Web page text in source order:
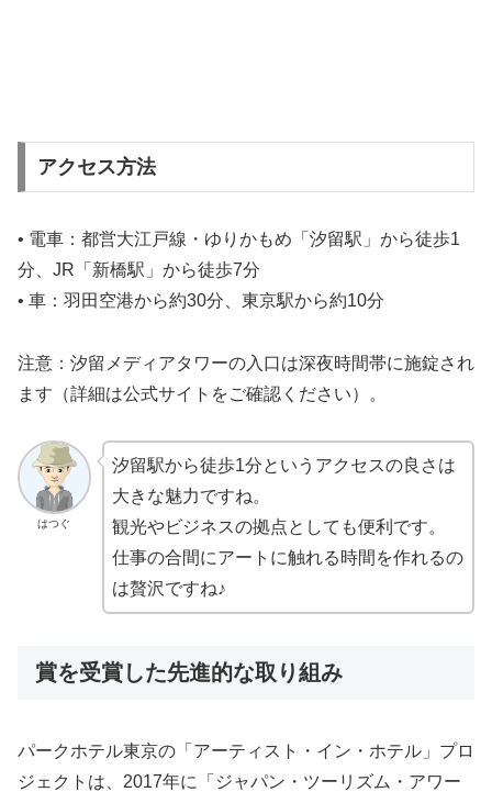
アクセス方法
• 電車：都営大江戸線・ゆりかもめ「汐留駅」から徒歩1
分、JR「新橋駅」から徒歩7分
• 車：羽田空港から約30分、東京駅から約10分
注意：汐留メディアタワーの入口は深夜時間帯に施錠され
ます（詳細は公式サイトをご確認ください）。
はつぐ
汐留駅から徒歩1分というアクセスの良さは
大きな魅力ですね。
観光やビジネスの拠点としても便利です。
仕事の合間にアートに触れる時間を作れるの
は贅沢ですね♪
賞を受賞した先進的な取り組み
パークホテル東京の「アーティスト・イン・ホテル」プロ
ジェクトは、2017年に「ジャパン・ツーリズム・アワー